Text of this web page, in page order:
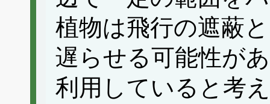
植物は飛行の遮蔽
遅らせる可能性が
利用していると考